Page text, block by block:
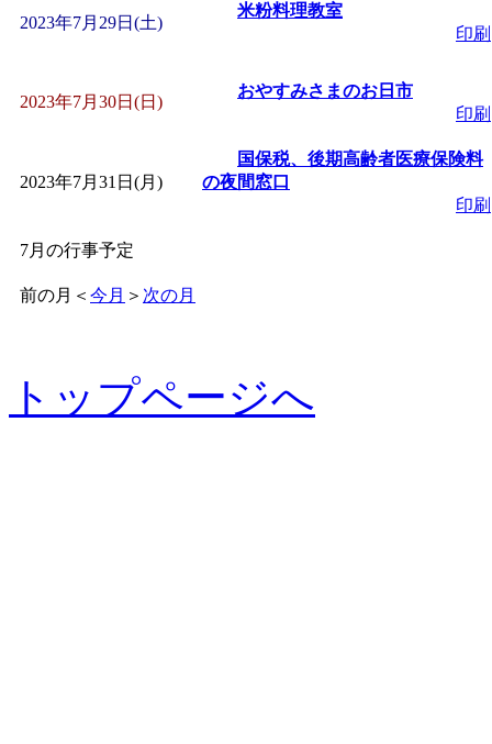
2023年7月29日(土)
米粉料理教室
印刷
2023年7月30日(日)
おやすみさまのお日市
印刷
2023年7月31日(月)
国保税、後期高齢者医療保険料
の夜間窓口
印刷
7月の行事予定
前の月 ＜ 今月 ＞ 次の月
トップページへ